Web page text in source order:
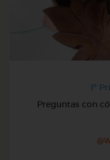
1º
Preguntas con